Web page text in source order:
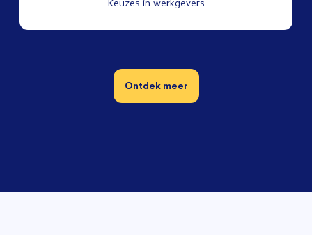
Keuzes in werkgevers
Ontdek meer